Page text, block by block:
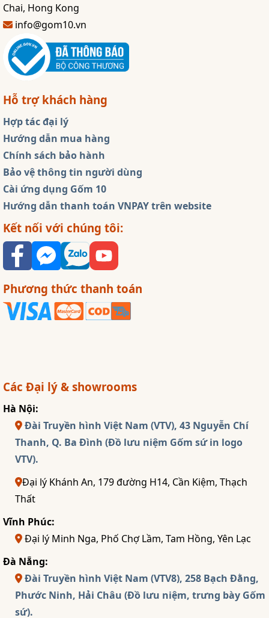
Chai, Hong Kong
info@gom10.vn
Hỗ trợ khách hàng
Hợp tác đại lý
Hướng dẫn mua hàng
Chính sách bảo hành
Bảo vệ thông tin người dùng
Cài ứng dụng Gốm 10
Hướng dẫn thanh toán VNPAY trên website
Kết nối với chúng tôi:
Phương thức thanh toán
Các Đại lý & showrooms
Hà Nội:
Đài Truyền hình Việt Nam (VTV), 43 Nguyễn Chí
Thanh, Q. Ba Đình (Đồ lưu niệm Gốm sứ in logo
VTV).
Đại lý Khánh An, 179 đường H14, Cần Kiệm, Thạch
Thất
Vĩnh Phúc:
Đại lý Minh Nga, Phố Chợ Lầm, Tam Hồng, Yên Lạc
Đà Nẵng:
Đài Truyền hình Việt Nam (VTV8), 258 Bạch Đằng,
Phước Ninh, Hải Châu (Đồ lưu niệm, trưng bày Gốm
sứ).